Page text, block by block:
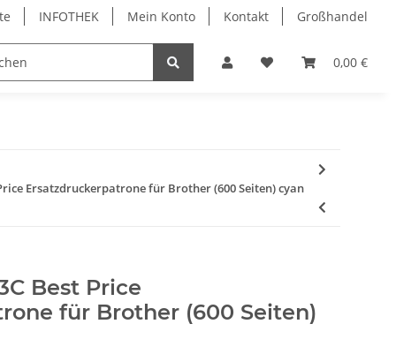
INFOTHEK Mein Konto Kontakt Großhandel
0,00 €
PVC Kartendrucker & Zubehör TiDis
Ersatzdruckerpatrone für Brother (600 Seiten) cyan
Best Price
für Brother (600 Seiten)